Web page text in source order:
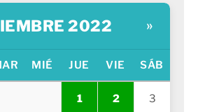
2022 »
MIÉ JUE VIE SÁB
1 2 3